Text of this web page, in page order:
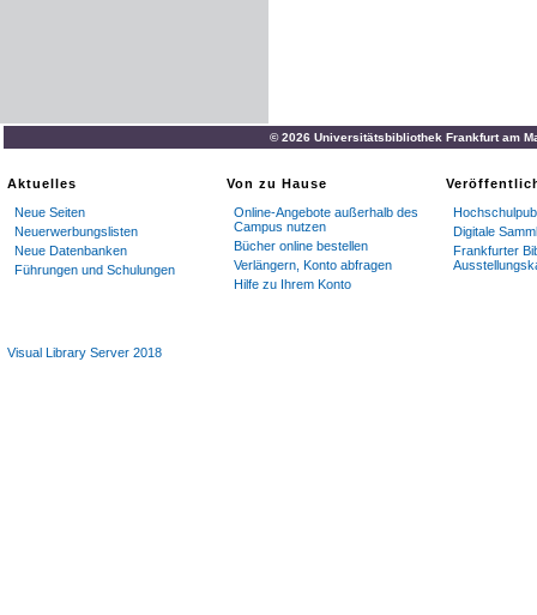
© 2026 Universitätsbibliothek Frankfurt am
Aktuelles
Neue Seiten
Neuerwerbungslisten
Neue Datenbanken
Führungen und Schulungen
Von zu Hause
Online-Angebote außerhalb des
Campus nutzen
Bücher online bestellen
Verlängern, Konto abfragen
Hilfe zu Ihrem Konto
Digitale
Frankfurter
Visual Library Server 2018